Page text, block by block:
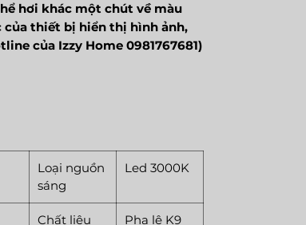
hơi khác một chút về màu
của thiết bị hiển thị hình ảnh,
của Izzy Home 0981767681)
Loại nguồn
sáng
Led 3000K
Chất liệu
Pha lê K9